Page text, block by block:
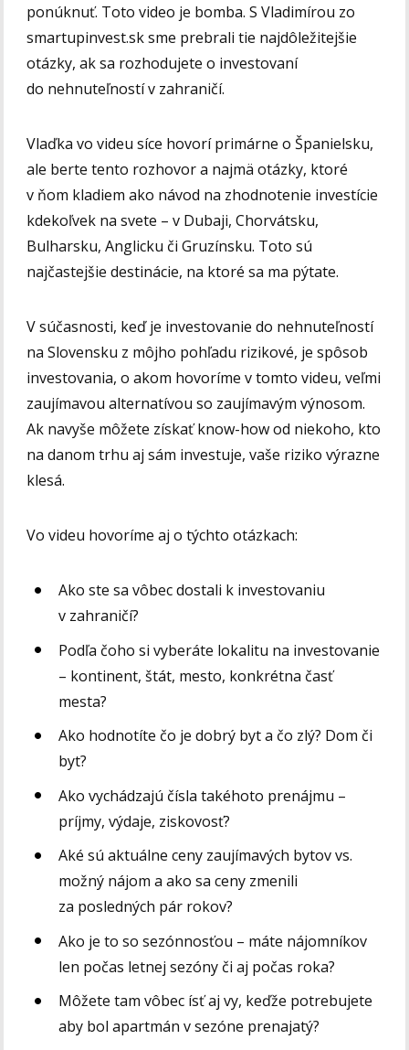
ponúknuť. Toto video je bomba. S Vladimírou zo
smartupinvest.sk sme prebrali tie najdôležitejšie
otázky, ak sa rozhodujete o investovaní
do nehnuteľností v zahraničí.
Vlaďka vo videu síce hovorí primárne o Španielsku,
ale berte tento rozhovor a najmä otázky, ktoré
v ňom kladiem ako návod na zhodnotenie investície
kdekoľvek na svete – v Dubaji, Chorvátsku,
Bulharsku, Anglicku či Gruzínsku. Toto sú
najčastejšie destinácie, na ktoré sa ma pýtate.
V súčasnosti, keď je investovanie do nehnuteľností
na Slovensku z môjho pohľadu rizikové, je spôsob
investovania, o akom hovoríme v tomto videu, veľmi
zaujímavou alternatívou so zaujímavým výnosom.
Ak navyše môžete získať know-how od niekoho, kto
na danom trhu aj sám investuje, vaše riziko výrazne
klesá.
Vo videu hovoríme aj o týchto otázkach:
Ako ste sa vôbec dostali k investovaniu
v zahraničí?
Podľa čoho si vyberáte lokalitu na investovanie
– kontinent, štát, mesto, konkrétna časť
mesta?
Ako hodnotíte čo je dobrý byt a čo zlý? Dom či
byt?
Ako vychádzajú čísla takéhoto prenájmu –
príjmy, výdaje, ziskovosť?
Aké sú aktuálne ceny zaujímavých bytov vs.
možný nájom a ako sa ceny zmenili
za posledných pár rokov?
Ako je to so sezónnosťou – máte nájomníkov
len počas letnej sezóny či aj počas roka?
Môžete tam vôbec ísť aj vy, keďže potrebujete
aby bol apartmán v sezóne prenajatý?